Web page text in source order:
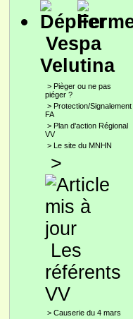
Vespa
Velutina
> Pièger ou ne pas
piéger ?
> Protection/Signalement
FA
> Plan d'action Régional
VV
> Le site du MNHN
>
Les
référents
VV
> Causerie du 4 mars